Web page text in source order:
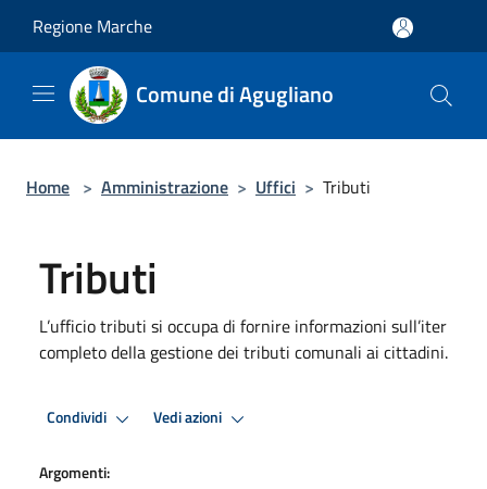
Regione Marche
Comune di Agugliano
Home > Amministrazione > Uffici > Tributi
Tributi
L’ufficio tributi si occupa di fornire informazioni sull’iter
completo della gestione dei tributi comunali ai cittadini.
Condividi Vedi azioni
Argomenti: